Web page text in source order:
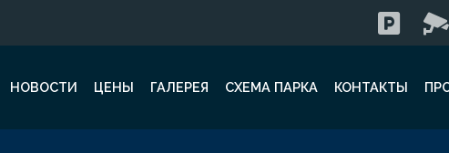
НОВОСТИ ЦЕНЫ ГАЛЕРЕЯ СХЕМА ПАРКА КОНТАКТЫ